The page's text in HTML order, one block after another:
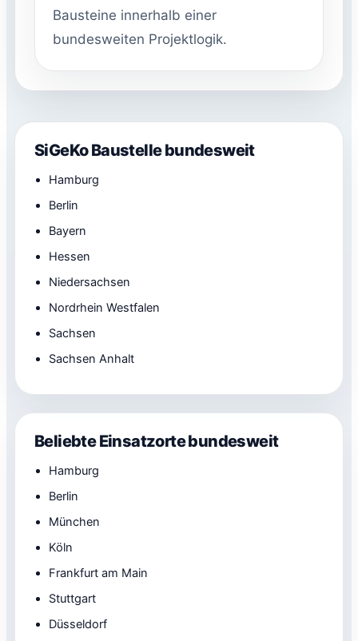
Bausteine innerhalb einer
bundesweiten Projektlogik.
SiGeKo Baustelle bundesweit
Hamburg
Berlin
Bayern
Hessen
Niedersachsen
Nordrhein Westfalen
Sachsen
Sachsen Anhalt
Beliebte Einsatzorte bundesweit
Hamburg
Berlin
München
Köln
Frankfurt am Main
Stuttgart
Düsseldorf